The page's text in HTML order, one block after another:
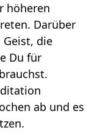
höheren
Darüber
die
Du für
brauchst.
ab und es